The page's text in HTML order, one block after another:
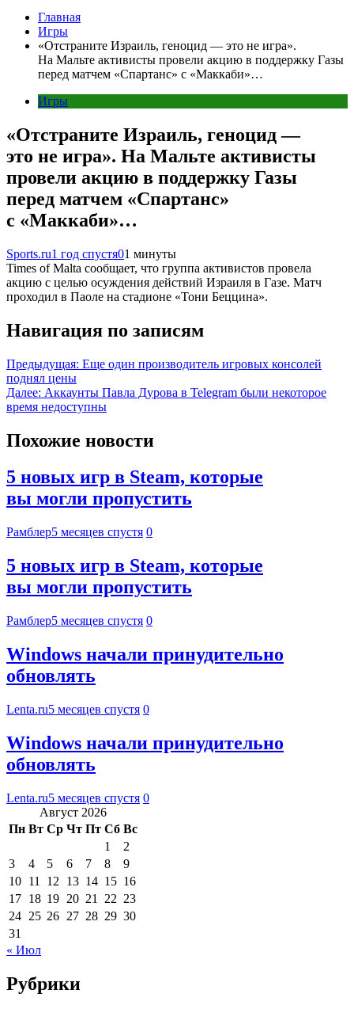
Главная
Игры
«Отстраните Израиль, геноцид — это не игра».
На Мальте активисты провели акцию в поддержку Газы
перед матчем «Спартанс» с «Маккаби»…
Игры
«Отстраните Израиль, геноцид —
это не игра». На Мальте активисты
провели акцию в поддержку Газы
перед матчем «Спартанс»
с «Маккаби»…
Sports.ru1 год спустя01 минуты
Times of Malta сообщает, что группа активистов провела
акцию с целью осуждения действий Израиля в Газе. Матч
проходил в Паоле на стадионе «Тони Беццина».
Навигация по записям
Предыдущая: Еще один производитель игровых консолей
поднял цены
Далее: Аккаунты Павла Дурова в Telegram были некоторое
время недоступны
Похожие новости
5 новых игр в Steam, которые
вы могли пропустить
Рамблер5 месяцев спустя 0
5 новых игр в Steam, которые
вы могли пропустить
Рамблер5 месяцев спустя 0
Windows начали принудительно
обновлять
Lenta.ru5 месяцев спустя 0
Windows начали принудительно
обновлять
Lenta.ru5 месяцев спустя 0
Август 2026
Пн Вт Ср Чт Пт Сб Вс
1
2
3
4 5 6 7 8
9
10 11 12 13 14 15 16
17 18 19 20 21 22 23
24 25 26 27 28 29 30
31
« Июл
Рубрики